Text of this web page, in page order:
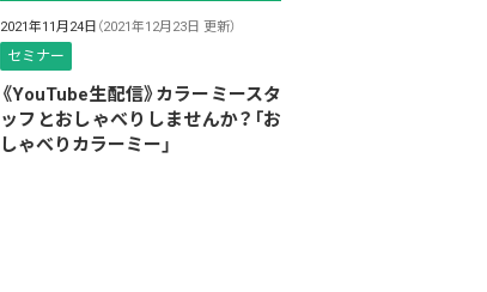
2021年11月24日 （2021年12月23日 更新）
セミナー
《YouTube生配信》カラーミースタ
ッフとおしゃべりしませんか？「お
しゃべりカラーミー」